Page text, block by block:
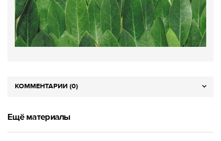
КОММЕНТАРИИ (0)
Ещё материалы